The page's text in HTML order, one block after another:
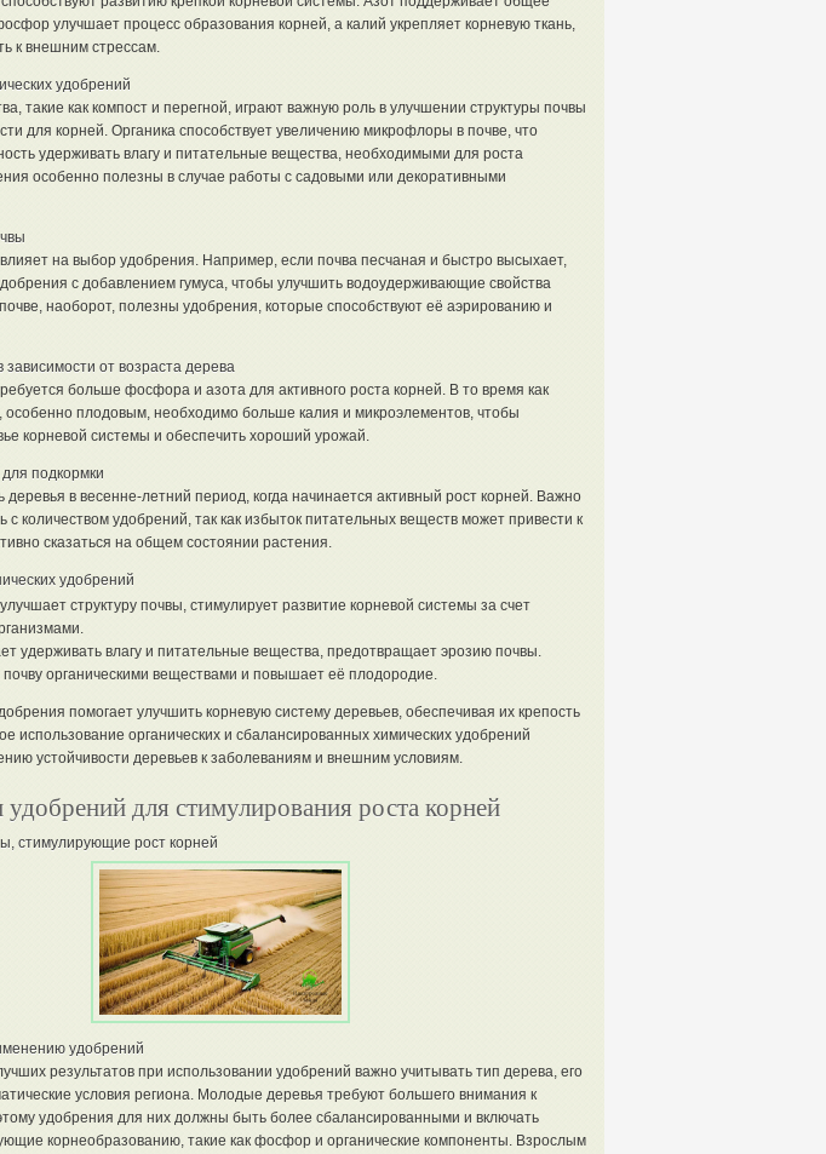
улучшает процесс образования корней, а калий укрепляет корневую ткань,
к внешним стрессам.
удобрений
такие как компост и перегной, играют важную роль в улучшении структуры почвы
для корней. Органика способствует увеличению микрофлоры в почве, что
удерживать влагу и питательные вещества, необходимыми для роста
особенно полезны в случае работы с садовыми или декоративными
на выбор удобрения. Например, если почва песчаная и быстро высыхает,
с добавлением гумуса, чтобы улучшить водоудерживающие свойства
наоборот, полезны удобрения, которые способствуют её аэрированию и
от возраста дерева
больше фосфора и азота для активного роста корней. В то время как
особенно плодовым, необходимо больше калия и микроэлементов, чтобы
корневой системы и обеспечить хороший урожай.
подкормки
деревья в весенне-летний период, когда начинается активный рост корней. Важно
с количеством удобрений, так как избыток питательных веществ может привести к
сказаться на общем состоянии растения.
удобрений
структуру почвы, стимулирует развитие корневой системы за счет
удерживать влагу и питательные вещества, предотвращает эрозию почвы.
почву органическими веществами и повышает её плодородие.
помогает улучшить корневую систему деревьев, обеспечивая их крепость
использование органических и сбалансированных химических удобрений
устойчивости деревьев к заболеваниям и внешним условиям.
для стимулирования роста корней
стимулирующие рост корней
удобрений
результатов при использовании удобрений важно учитывать тип дерева, его
условия региона. Молодые деревья требуют большего внимания к
удобрения для них должны быть более сбалансированными и включать
корнеобразованию, такие как фосфор и органические компоненты. Взрослым